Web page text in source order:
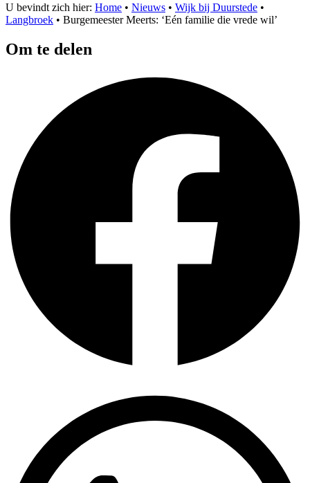
U bevindt zich hier: Home • Nieuws • Wijk bij Duurstede •
Langbroek • Burgemeester Meerts: ‘Eén familie die vrede wil’
Om te delen